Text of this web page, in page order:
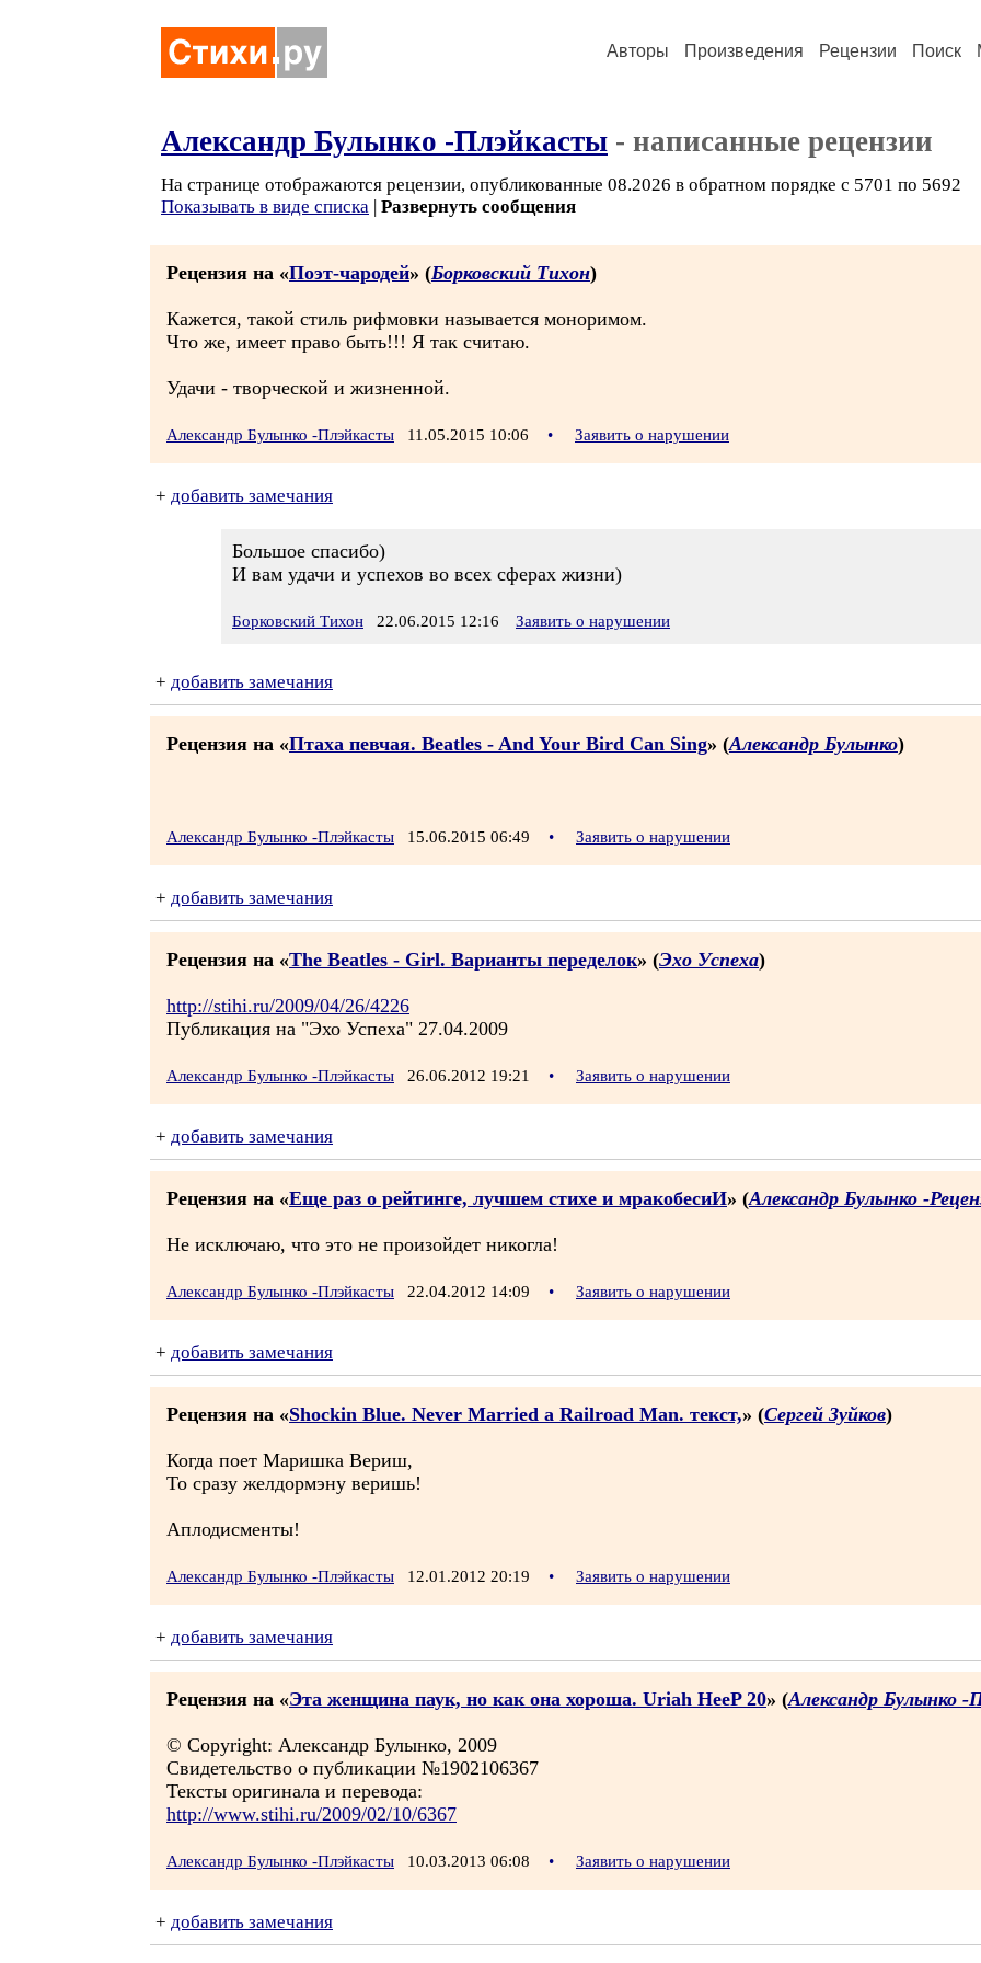
Авторы Произведения Рецензии Поиск
Александр Булынко -Плэйкасты - написанные рецензии
На странице отображаются рецензии, опубликованные 08.2026 в обратном порядке с 5701 по 5692
Показывать в виде списка | Развернуть сообщения
Рецензия на «Поэт-чародей» (Борковский Тихон)
Кажется, такой стиль рифмовки называется моноримом.
Что же, имеет право быть!!! Я так считаю.
Удачи - творческой и жизненной.
Александр Булынко -Плэйкасты 11.05.2015 10:06 • Заявить о нарушении
+ добавить замечания
Большое спасибо)
И вам удачи и успехов во всех сферах жизни)
Борковский Тихон 22.06.2015 12:16 Заявить о нарушении
+ добавить замечания
Рецензия на «Птаха певчая. Beatles - And Your Bird Can Sing» (Александр Булынко)
Александр Булынко -Плэйкасты 15.06.2015 06:49 • Заявить о нарушении
+ добавить замечания
Рецензия на «The Beatles - Girl. Варианты переделок» (Эхо Успеха)
http://stihi.ru/2009/04/26/4226
Публикация на "Эхо Успеха" 27.04.2009
Александр Булынко -Плэйкасты 26.06.2012 19:21 • Заявить о нарушении
+ добавить замечания
Рецензия на «Еще раз о рейтинге, лучшем стихе и мракобесиИ» (Александр Булынко -
Не исключаю, что это не произойдет никогла!
Александр Булынко -Плэйкасты 22.04.2012 14:09 • Заявить о нарушении
+ добавить замечания
Рецензия на «Shockin Blue. Never Married a Railroad Man. текст,» (Сергей Зуйков)
Когда поет Маришка Вериш,
То сразу желдормэну веришь!
Аплодисменты!
Александр Булынко -Плэйкасты 12.01.2012 20:19 • Заявить о нарушении
+ добавить замечания
Рецензия на «Эта женщина паук, но как она хороша. Uriah HeeP 20» (Александр Булынко -
© Copyright: Александр Булынко, 2009
Свидетельство о публикации №1902106367
Тексты оригинала и перевода:
http://www.stihi.ru/2009/02/10/6367
Александр Булынко -Плэйкасты 10.03.2013 06:08 • Заявить о нарушении
+ добавить замечания